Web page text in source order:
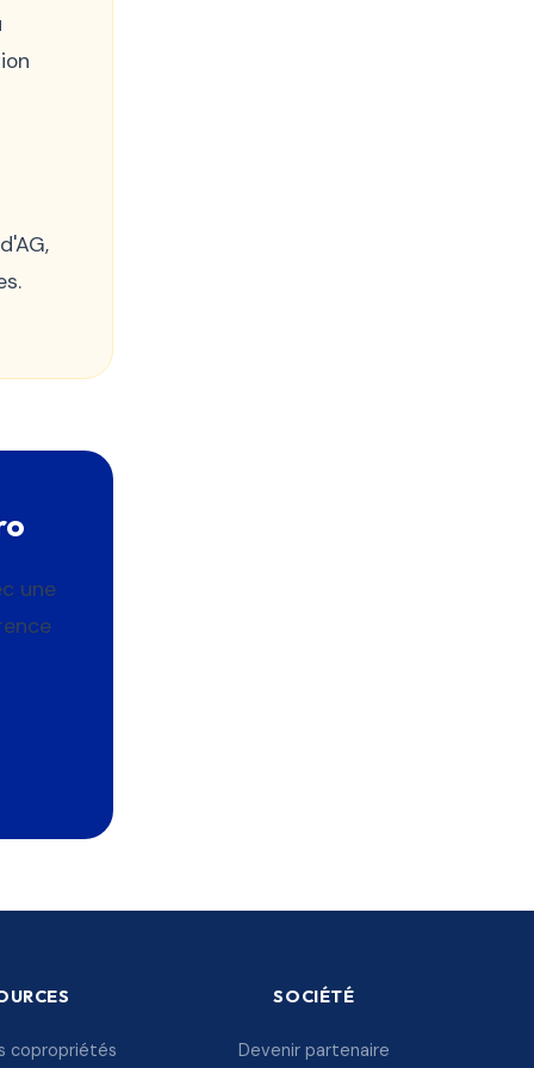
une
copropriétés
SOCIÉTÉ
Devenir partenaire